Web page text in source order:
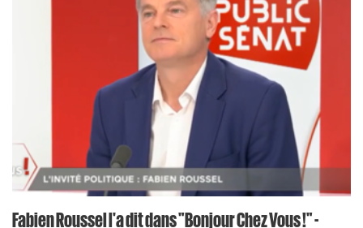
Fabien Roussel l'a dit dans "Bonjour Chez Vous !" -